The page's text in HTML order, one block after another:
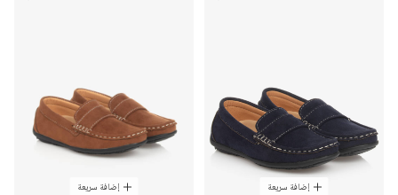
إضافة سريعة إضافة سريعة